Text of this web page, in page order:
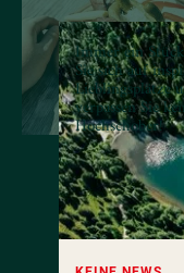
Immer ein
Sie sich auf
Lieblingsplätze
verpassen Sie
Hochschober!
HERZHAFTE